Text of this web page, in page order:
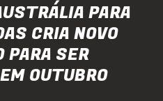
PARA
CRIA NOVO
PARA SER
OUTUBRO